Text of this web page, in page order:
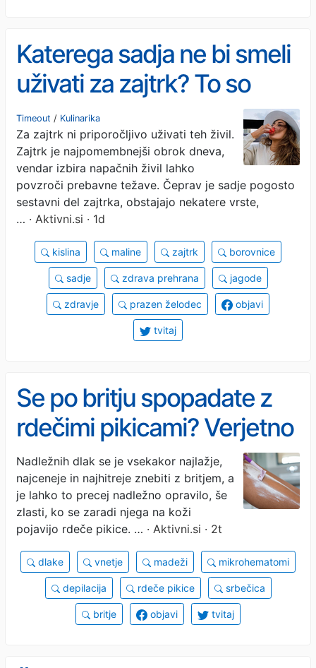
Katerega sadja ne bi smeli
uživati za zajtrk? To so
živila, ki se jim je na prazen
želodec bolje izogibati
Timeout / Kulinarika
Za zajtrk ni priporočljivo uživati teh živil.
Zajtrk je najpomembnejši obrok dneva,
vendar izbira napačnih živil lahko
povzroči prebavne težave. Čeprav je sadje pogosto
sestavni del zajtrka, obstajajo nekatere vrste,
… · Aktivni.si · 1d
kislina maline zajtrk borovnice
sadje zdrava prehrana jagode
zdravje prazen želodec objavi
tvitaj
Se po britju spopadate z
rdečimi pikicami? Verjetno
počnete te pogoste
napake
Nadležnih dlak se je vsekakor najlažje,
najceneje in najhitreje znebiti z britjem, a
je lahko to precej nadležno opravilo, še
zlasti, ko se zaradi njega na koži
pojavijo rdeče pikice. … · Aktivni.si · 2t
dlake vnetje madeži mikrohematomi
depilacija rdeče pikice srbečica
britje objavi tvitaj